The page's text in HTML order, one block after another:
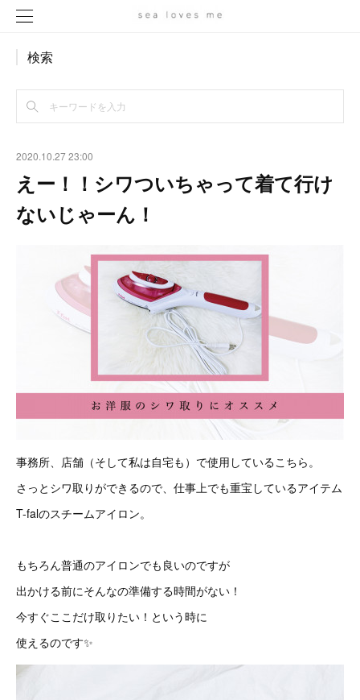
検索
2020.10.27 23:00
えー！！シワついちゃって着て行け
ないじゃーん！
事務所、店舗（そして私は自宅も）で使用しているこちら。
さっとシワ取りができるので、仕事上でも重宝しているアイテム
T-falのスチームアイロン。
もちろん普通のアイロンでも良いのですが
出かける前にそんなの準備する時間がない！
今すぐここだけ取りたい！という時に
使えるのです✨